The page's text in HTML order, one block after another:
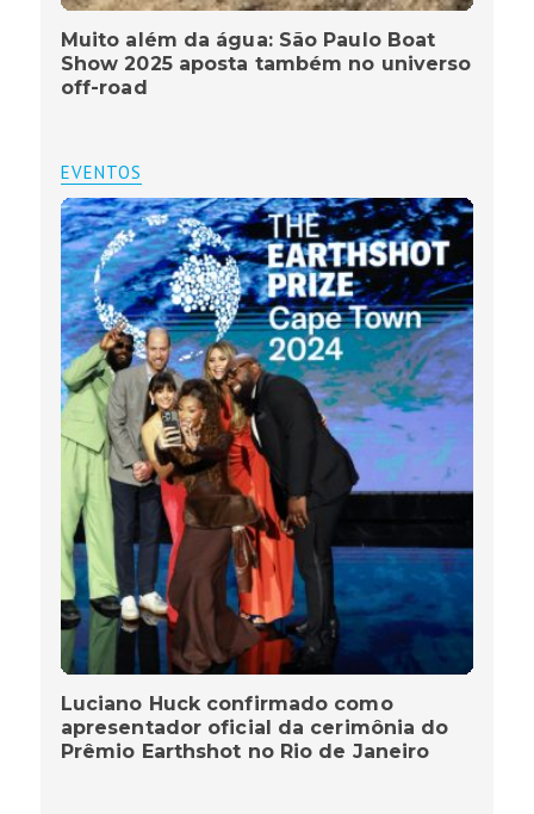
Muito além da água: São Paulo Boat
Show 2025 aposta também no universo
off-road
EVENTOS
Luciano Huck confirmado como
apresentador oficial da cerimônia do
Prêmio Earthshot no Rio de Janeiro